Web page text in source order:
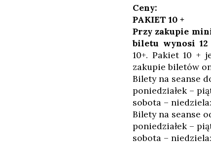
Ceny:
PAKIET 10 +
Przy zakupie
biletu wynosi 12
10+. Pakiet 10 +
zakupie biletów
Bilety na seanse
poniedziałek –
sobota – niedziela:
Bilety na seanse
poniedziałek –
sobota – niedziela: